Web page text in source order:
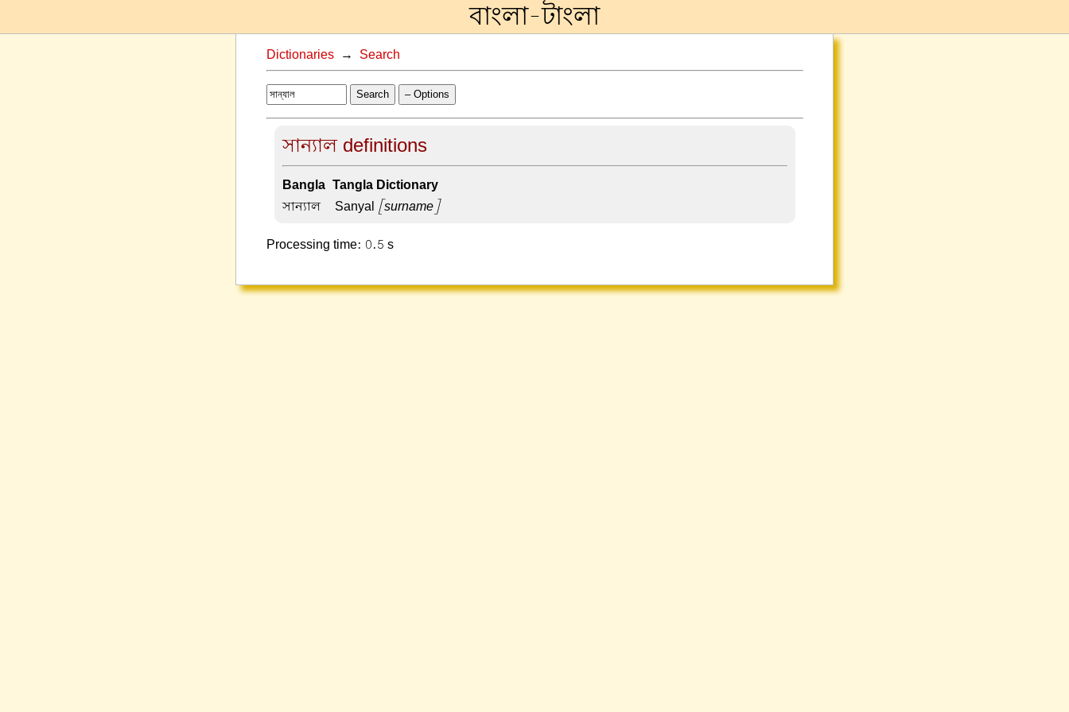
বাংলা-টাংলা
Dictionaries→ Search
Search – Options
সান্যাল definitions
Bangla-Tangla Dictionary
সান্যাল – Sanyal [surname]
Processing time: 0.5 s